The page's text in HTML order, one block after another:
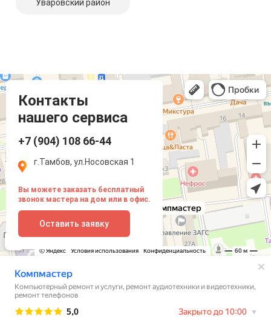
Уваровский район
Контакты
нашего сервиса
+7 (904) 108 66-44
г.Тамбов, ул.Носовская 1
Вы можете заказать бесплатный
звонок мастера на дом или в офис.
Оставить заявку
Компмастер
Тамбов
Носовская улица, 1